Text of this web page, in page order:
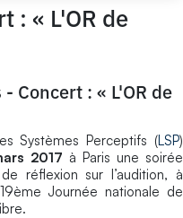
: « L'OR de
Concert : « L'OR de
Systèmes Perceptifs (LSP)
2017 à Paris une soirée
réflexion sur l’audition, à
Journée nationale de